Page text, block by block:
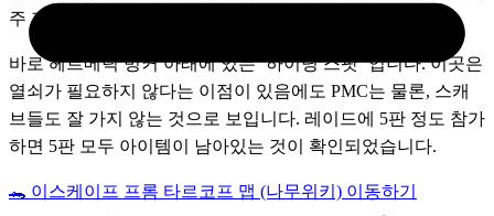
주 가지 않는 곳이 있습니다.
바로 헤르메틱 벙커 아래에 있는 ‘하이딩 스팟’ 입니다. 이곳은
열쇠가 필요하지 않다는 이점이 있음에도 PMC는 물론, 스캐
브들도 잘 가지 않는 것으로 보입니다. 레이드에 5판 정도 참가
하면 5판 모두 아이템이 남아있는 것이 확인되었습니다.
🐊 이스케이프 프롬 타르코프 맵 (나무위키) 이동하기